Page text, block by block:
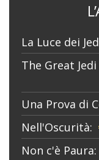
La Luce dei
The Great Jedi
Una Prova di
Nell'Oscurità:
Non c'è Paura: